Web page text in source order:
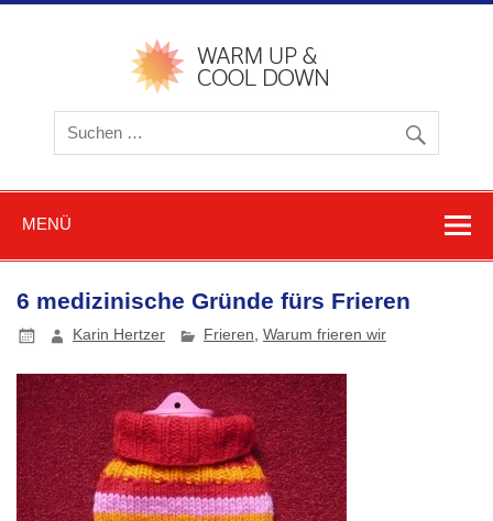
Zum
Blog
und
MENÜ
6 medizinische Gründe fürs Frieren
Karin Hertzer Frieren, Warum frieren wir